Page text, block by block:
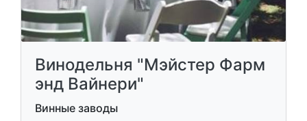
Винодельня "Мэйстер Фарм
энд Вайнери"
Винные заводы